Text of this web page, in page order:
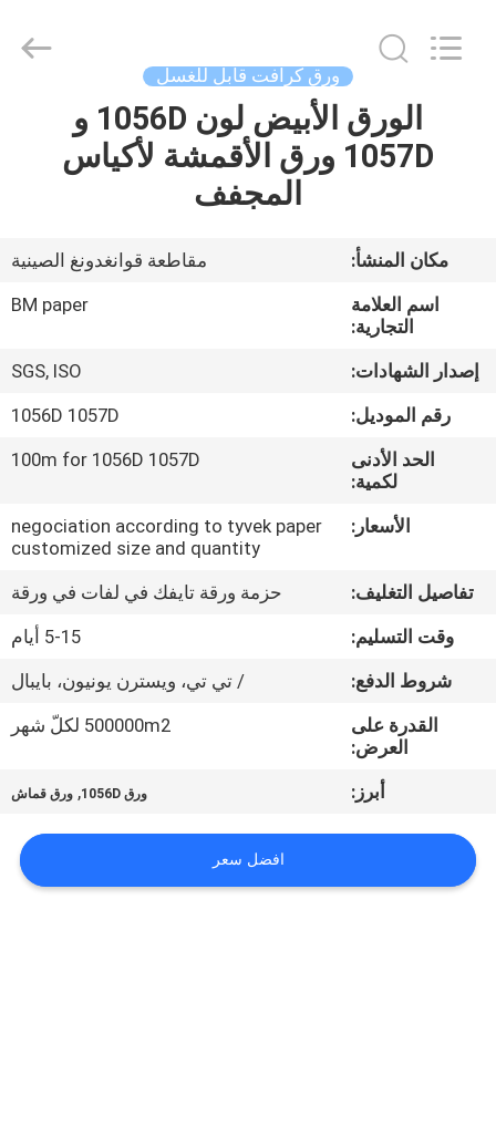
المنزل
معلومات
جولة
المصنع
مراقبة
اتصل
أخبار
خريطة
BMPAPER
CO.,LTD.
ورق كرافت قابل للغسل
الورق الأبيض لون 1056D و
1057D ورق الأقمشة لأكياس
المجفف
مكان المنشأ:
مقاطعة قوانغدونغ الصينية
اسم العلامة
التجارية:
BM paper
إصدار الشهادات:
SGS, ISO
رقم الموديل:
1056D 1057D
الحد الأدنى
لكمية:
100m for 1056D 1057D
الأسعار:
negociation according to tyvek paper
customized size and quantity
تفاصيل التغليف:
حزمة ورقة تايفك في لفات في ورقة
وقت التسليم:
5-15 أيام
شروط الدفع:
/ تي تي، ويسترن يونيون، بايبال
القدرة على
العرض:
500000m2 لكلّ شهر
أبرز: ورق 1056D , ورق قماش
افضل سعر